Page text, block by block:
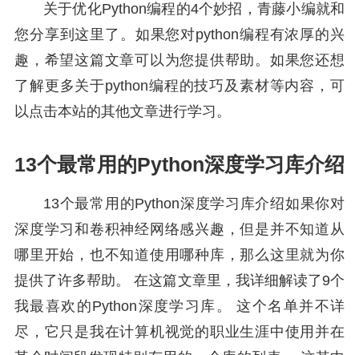
关于优化Python编程的4个妙招，青藤小编就和
您分享到这里了。如果您对python编程有浓厚的兴
趣，希望这篇文章可以为您提供帮助。如果您还想
了解更多关于python编程的技巧及素材等内容，可
以点击本站的其他文章进行学习。
13个最常用的Python深度学习库介绍
13个最常用的Python深度学习库介绍如果你对
深度学习和卷积神经网络感兴趣，但是并不知道从
哪里开始，也不知道使用哪种库，那么这里就为你
提供了许多帮助。 在这篇文章里，我详细解读了9个
我最喜欢的Python深度学习库。 这个名单并不详
尽，它只是我在计算机视觉的职业生涯中使用并在